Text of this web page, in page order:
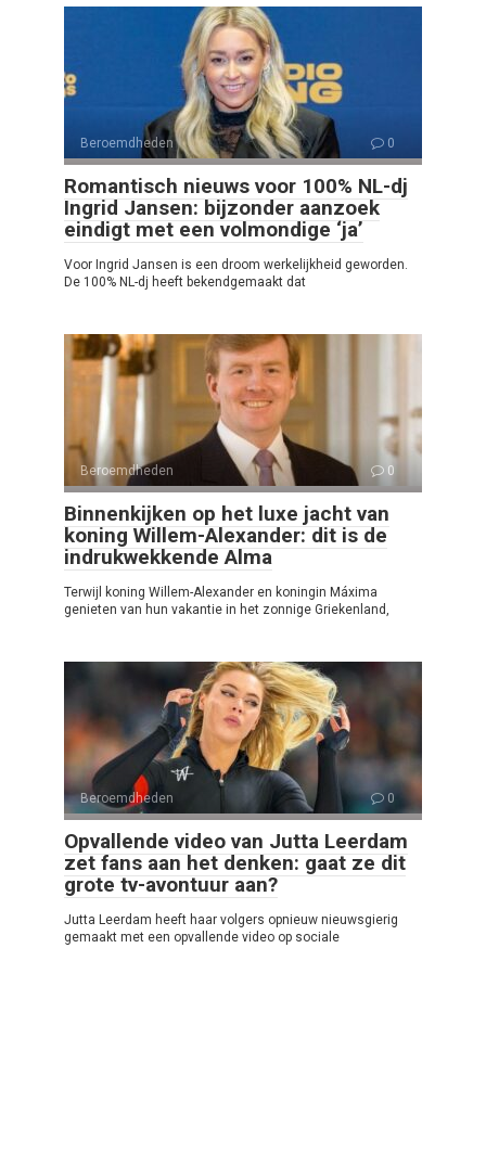
Beroemdheden 0
Romantisch nieuws voor 100% NL-dj
Ingrid Jansen: bijzonder aanzoek
eindigt met een volmondige ‘ja’
Voor Ingrid Jansen is een droom werkelijkheid geworden.
De 100% NL-dj heeft bekendgemaakt dat
Beroemdheden 0
Binnenkijken op het luxe jacht van
koning Willem-Alexander: dit is de
indrukwekkende Alma
Terwijl koning Willem-Alexander en koningin Máxima
genieten van hun vakantie in het zonnige Griekenland,
Beroemdheden 0
Opvallende video van Jutta Leerdam
zet fans aan het denken: gaat ze dit
grote tv-avontuur aan?
Jutta Leerdam heeft haar volgers opnieuw nieuwsgierig
gemaakt met een opvallende video op sociale